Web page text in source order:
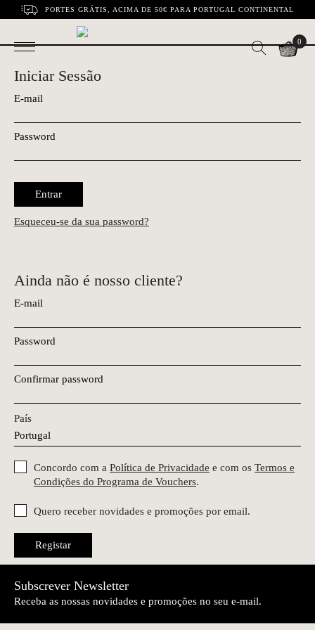
PORTES GRÁTIS, ACIMA DE 50€ PARA PORTUGAL CONTINENTAL
0
Iniciar Sessão
E-mail
Password
Entrar
Esqueceu-se da sua password?
Ainda não é nosso cliente?
E-mail
Password
Confirmar password
País
Concordo com a Política de Privacidade e com os Termos e
Condições do Programa de Vouchers.
Quero receber novidades e promoções por email.
Registar
Subscrever Newsletter
Receba as nossas novidades e promoções no seu e-mail.